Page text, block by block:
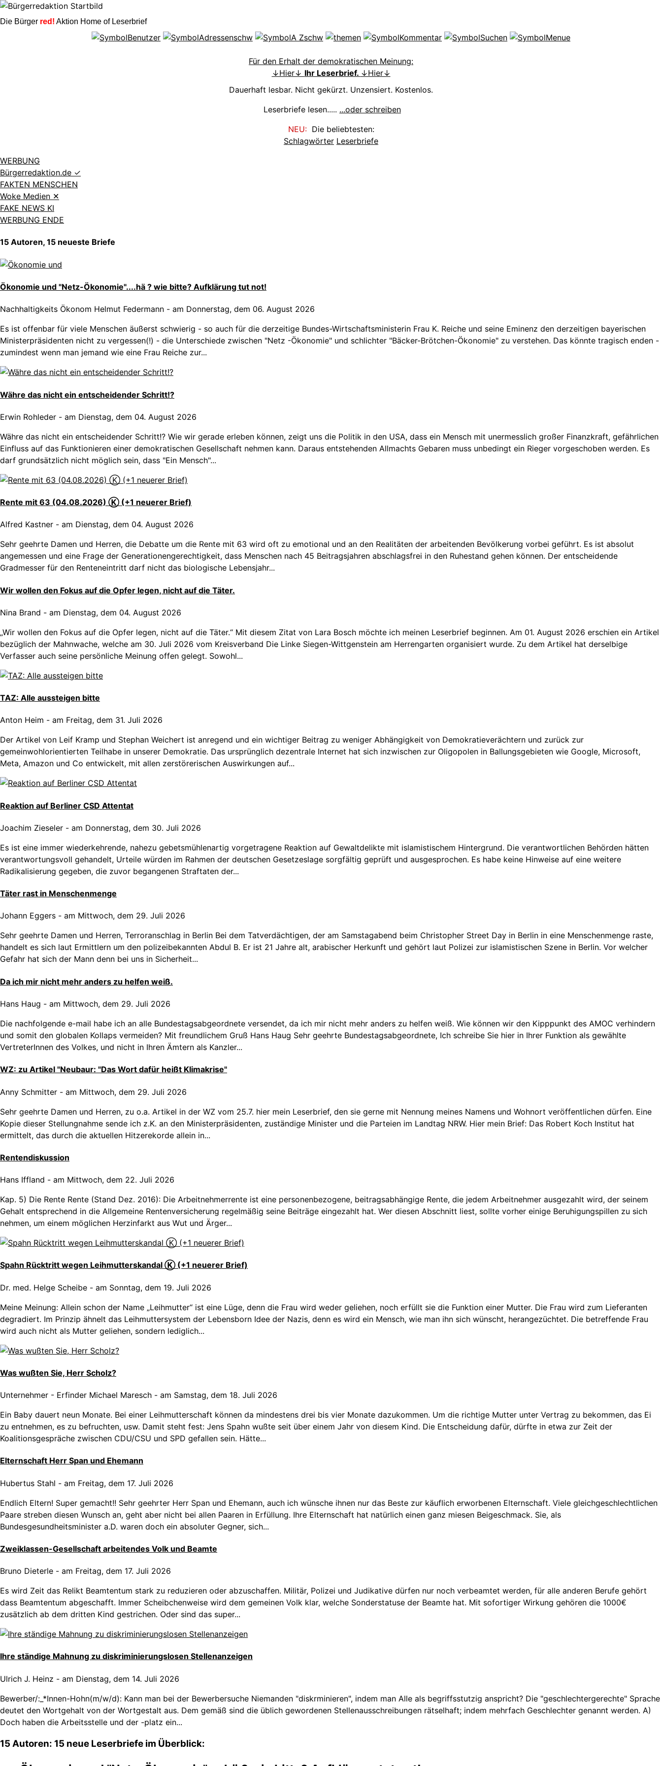
Die Bürger red! Aktion Home of Leserbrief
Für den Erhalt der demokratischen Meinung:
↓Hier↓ Ihr Leserbrief. ↓Hier↓
Dauerhaft lesbar. Nicht gekürzt. Unzensiert. Kostenlos.
Leserbriefe lesen..... ...oder schreiben
NEU:Die beliebtesten:
Schlagwörter Leserbriefe
WERBUNG
Bürgerredaktion.de ✓
FAKTEN MENSCHEN
Woke Medien ✕
FAKE NEWS KI
WERBUNG ENDE
15 Autoren, 15 neueste Briefe
Ökonomie und "Netz-Ökonomie"....hä ? wie bitte? Aufklärung tut not!
Nachhaltigkeits Ökonom Helmut Federmann - am Donnerstag, dem 06. August 2026
Es ist offenbar für viele Menschen äußerst schwierig - so auch für die derzeitige Bundes-Wirtschaftsministerin Frau K. Reiche und seine Eminenz den derzeitigen bayerischen
Ministerpräsidenten nicht zu vergessen(!) - die Unterschiede zwischen "Netz -Ökonomie" und schlichter "Bäcker-Brötchen-Ökonomie" zu verstehen. Das könnte tragisch enden -
zumindest wenn man jemand wie eine Frau Reiche zur...
Währe das nicht ein entscheidender Schritt!?
Erwin Rohleder - am Dienstag, dem 04. August 2026
Währe das nicht ein entscheidender Schritt!? Wie wir gerade erleben können, zeigt uns die Politik in den USA, dass ein Mensch mit unermesslich großer Finanzkraft, gefährlichen
Einfluss auf das Funktionieren einer demokratischen Gesellschaft nehmen kann. Daraus entstehenden Allmachts Gebaren muss unbedingt ein Rieger vorgeschoben werden. Es
darf grundsätzlich nicht möglich sein, dass "Ein Mensch"...
Rente mit 63 (04.08.2026) Ⓚ (+1 neuerer Brief)
Alfred Kastner - am Dienstag, dem 04. August 2026
Sehr geehrte Damen und Herren, die Debatte um die Rente mit 63 wird oft zu emotional und an den Realitäten der arbeitenden Bevölkerung vorbei geführt. Es ist absolut
angemessen und eine Frage der Generationengerechtigkeit, dass Menschen nach 45 Beitragsjahren abschlagsfrei in den Ruhestand gehen können. Der entscheidende
Gradmesser für den Renteneintritt darf nicht das biologische Lebensjahr...
Wir wollen den Fokus auf die Opfer legen, nicht auf die Täter.
Nina Brand - am Dienstag, dem 04. August 2026
„Wir wollen den Fokus auf die Opfer legen, nicht auf die Täter.“ Mit diesem Zitat von Lara Bosch möchte ich meinen Leserbrief beginnen. Am 01. August 2026 erschien ein Artikel
bezüglich der Mahnwache, welche am 30. Juli 2026 vom Kreisverband Die Linke Siegen-Wittgenstein am Herrengarten organisiert wurde. Zu dem Artikel hat derselbige
Verfasser auch seine persönliche Meinung offen gelegt. Sowohl...
TAZ: Alle aussteigen bitte
Anton Heim - am Freitag, dem 31. Juli 2026
Der Artikel von Leif Kramp und Stephan Weichert ist anregend und ein wichtiger Beitrag zu weniger Abhängigkeit von Demokratieverächtern und zurück zur
gemeinwohlorientierten Teilhabe in unserer Demokratie. Das ursprünglich dezentrale Internet hat sich inzwischen zur Oligopolen in Ballungsgebieten wie Google, Microsoft,
Meta, Amazon und Co entwickelt, mit allen zerstörerischen Auswirkungen auf...
Reaktion auf Berliner CSD Attentat
Joachim Zieseler - am Donnerstag, dem 30. Juli 2026
Es ist eine immer wiederkehrende, nahezu gebetsmühlenartig vorgetragene Reaktion auf Gewaltdelikte mit islamistischem Hintergrund. Die verantwortlichen Behörden hätten
verantwortungsvoll gehandelt, Urteile würden im Rahmen der deutschen Gesetzeslage sorgfältig geprüft und ausgesprochen. Es habe keine Hinweise auf eine weitere
Radikalisierung gegeben, die zuvor begangenen Straftaten der...
Täter rast in Menschenmenge
Johann Eggers - am Mittwoch, dem 29. Juli 2026
Sehr geehrte Damen und Herren, Terroranschlag in Berlin Bei dem Tatverdächtigen, der am Samstagabend beim Christopher Street Day in Berlin in eine Menschenmenge raste,
handelt es sich laut Ermittlern um den polizeibekannten Abdul B. Er ist 21 Jahre alt, arabischer Herkunft und gehört laut Polizei zur islamistischen Szene in Berlin. Vor welcher
Gefahr hat sich der Mann denn bei uns in Sicherheit...
Da ich mir nicht mehr anders zu helfen weiß.
Hans Haug - am Mittwoch, dem 29. Juli 2026
Die nachfolgende e-mail habe ich an alle Bundestagsabgeordnete versendet, da ich mir nicht mehr anders zu helfen weiß. Wie können wir den Kipppunkt des AMOC verhindern
und somit den globalen Kollaps vermeiden? Mit freundlichem Gruß Hans Haug Sehr geehrte Bundestagsabgeordnete, Ich schreibe Sie hier in Ihrer Funktion als gewählte
VertreterInnen des Volkes, und nicht in Ihren Ämtern als Kanzler...
WZ: zu Artikel "Neubaur: "Das Wort dafür heißt Klimakrise"
Anny Schmitter - am Mittwoch, dem 29. Juli 2026
Sehr geehrte Damen und Herren, zu o.a. Artikel in der WZ vom 25.7. hier mein Leserbrief, den sie gerne mit Nennung meines Namens und Wohnort veröffentlichen dürfen. Eine
Kopie dieser Stellungnahme sende ich z.K. an den Ministerpräsidenten, zuständige Minister und die Parteien im Landtag NRW. Hier mein Brief: Das Robert Koch Institut hat
ermittelt, das durch die aktuellen Hitzerekorde allein in...
Rentendiskussion
Hans Iffland - am Mittwoch, dem 22. Juli 2026
Kap. 5) Die Rente Rente (Stand Dez. 2016): Die Arbeitnehmerrente ist eine personenbezogene, beitragsabhängige Rente, die jedem Arbeitnehmer ausgezahlt wird, der seinem
Gehalt entsprechend in die Allgemeine Rentenversicherung regelmäßig seine Beiträge eingezahlt hat. Wer diesen Abschnitt liest, sollte vorher einige Beruhigungspillen zu sich
nehmen, um einem möglichen Herzinfarkt aus Wut und Ärger...
Spahn Rücktritt wegen Leihmutterskandal Ⓚ (+1 neuerer Brief)
Dr. med. Helge Scheibe - am Sonntag, dem 19. Juli 2026
Meine Meinung: Allein schon der Name „Leihmutter“ ist eine Lüge, denn die Frau wird weder geliehen, noch erfüllt sie die Funktion einer Mutter. Die Frau wird zum Lieferanten
degradiert. Im Prinzip ähnelt das Leihmuttersystem der Lebensborn Idee der Nazis, denn es wird ein Mensch, wie man ihn sich wünscht, herangezüchtet. Die betreffende Frau
wird auch nicht als Mutter geliehen, sondern lediglich...
Was wußten Sie, Herr Scholz?
Unternehmer - Erfinder Michael Maresch - am Samstag, dem 18. Juli 2026
Ein Baby dauert neun Monate. Bei einer Leihmutterschaft können da mindestens drei bis vier Monate dazukommen. Um die richtige Mutter unter Vertrag zu bekommen, das Ei
zu entnehmen, es zu befruchten, usw. Damit steht fest: Jens Spahn wußte seit über einem Jahr von diesem Kind. Die Entscheidung dafür, dürfte in etwa zur Zeit der
Koalitionsgespräche zwischen CDU/CSU und SPD gefallen sein. Hätte...
Elternschaft Herr Span und Ehemann
Hubertus Stahl - am Freitag, dem 17. Juli 2026
Endlich Eltern! Super gemacht!! Sehr geehrter Herr Span und Ehemann, auch ich wünsche ihnen nur das Beste zur käuflich erworbenen Elternschaft. Viele gleichgeschlechtlichen
Paare streben diesen Wunsch an, geht aber nicht bei allen Paaren in Erfüllung. Ihre Elternschaft hat natürlich einen ganz miesen Beigeschmack. Sie, als
Bundesgesundheitsminister a.D. waren doch ein absoluter Gegner, sich...
Zweiklassen-Gesellschaft arbeitendes Volk und Beamte
Bruno Dieterle - am Freitag, dem 17. Juli 2026
Es wird Zeit das Relikt Beamtentum stark zu reduzieren oder abzuschaffen. Militär, Polizei und Judikative dürfen nur noch verbeamtet werden, für alle anderen Berufe gehört
dass Beamtentum abgeschafft. Immer Scheibchenweise wird dem gemeinen Volk klar, welche Sonderstatuse der Beamte hat. Mit sofortiger Wirkung gehören die 1000€
zusätzlich ab dem dritten Kind gestrichen. Oder sind das super...
Ihre ständige Mahnung zu diskriminierungslosen Stellenanzeigen
Ulrich J. Heinz - am Dienstag, dem 14. Juli 2026
Bewerber/:_*Innen-Hohn(m/w/d): Kann man bei der Bewerbersuche Niemanden "diskrminieren", indem man Alle als begriffsstutzig anspricht? Die "geschlechtergerechte" Sprache
deutet den Wortgehalt von der Wortgestalt aus. Dem gemäß sind die üblich gewordenen Stellenausschreibungen rätselhaft; indem mehrfach Geschlechter genannt werden. A)
Doch haben die Arbeitsstelle und der -platz ein...
15 Autoren: 15 neue Leserbriefe im Überblick: